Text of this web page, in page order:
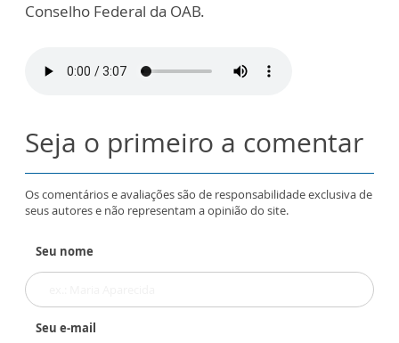
Conselho Federal da OAB.
Seja o primeiro a comentar
Os comentários e avaliações são de responsabilidade exclusiva de
seus autores e não representam a opinião do site.
Seu nome
Seu e-mail